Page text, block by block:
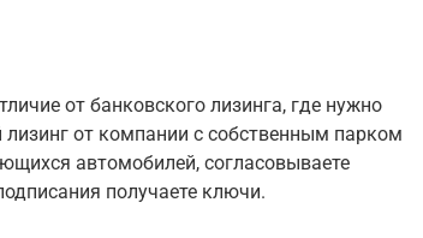
от банковского лизинга, где нужно
от компании с собственным парком
автомобилей, согласовываете
получаете ключи.